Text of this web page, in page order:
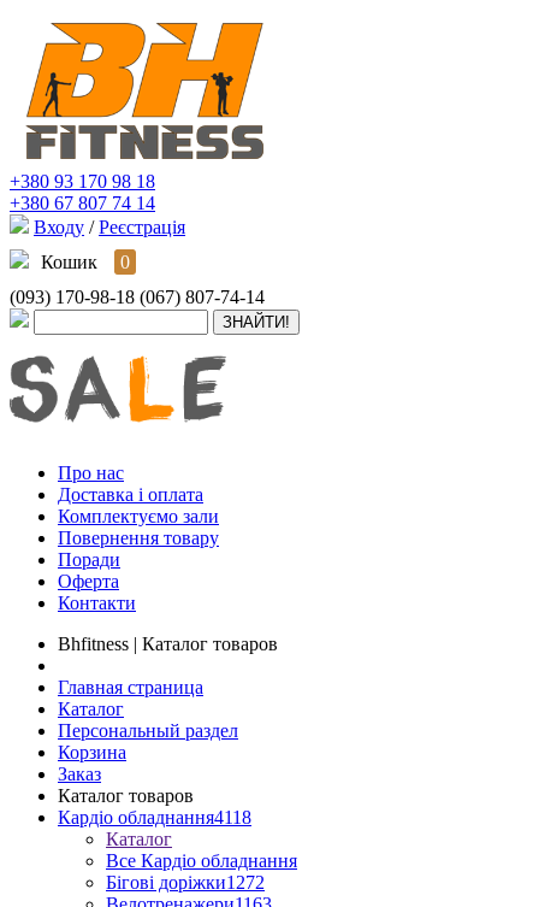
+380 93 170 98 18
+380 67 807 74 14
Входу / Реєстрація
Кошик
0
(093) 170-98-18 (067) 807-74-14
Про нас
Доставка і оплата
Комплектуємо зали
Повернення товару
Поради
Оферта
Контакти
Bhfitness | Каталог товаров
Главная страница
Каталог
Персональный раздел
Корзина
Заказ
Каталог товаров
Кардіо обладнання4118
Каталог
Все Кардіо обладнання
Бігові доріжки1272